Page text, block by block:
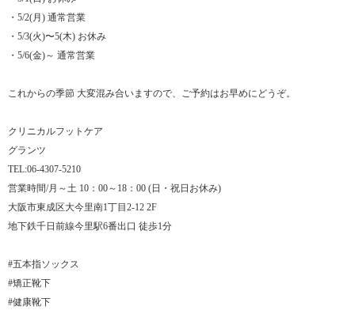
・5/2(月) 通常営業
・5/3(火)〜5(木) お休み
・5/6(金)～ 通常営業
これからの季節 大変混み合いますので、ご予約はお早めにどうぞ。
クリニカルフットケア
グランツ
TEL:06-4307-5210
営業時間/月～土 10：00～18：00 (日・祝日お休み)
大阪市東成区大今里南1丁目2-12 2F
地下鉄千日前線今里駅6番出口 徒歩1分
#五本指ソックス
#矯正靴下
#健康靴下